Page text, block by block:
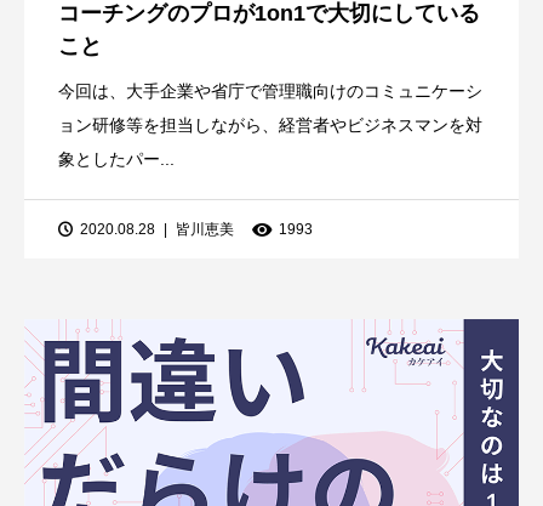
コーチングのプロが1on1で大切にしている
こと
今回は、大手企業や省庁で管理職向けのコミュニケーシ
ョン研修等を担当しながら、経営者やビジネスマンを対
象としたパー...
2020.08.28 皆川恵美 1993